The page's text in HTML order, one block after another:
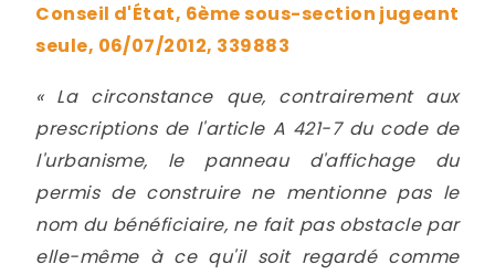
Conseil d'État, 6ème sous-section jugeant
seule, 06/07/2012, 339883
« La circonstance que, contrairement aux
prescriptions de l'article A 421-7 du code de
l'urbanisme, le panneau d'affichage du
permis de construire ne mentionne pas le
nom du bénéficiaire, ne fait pas obstacle par
elle-même à ce qu'il soit regardé comme